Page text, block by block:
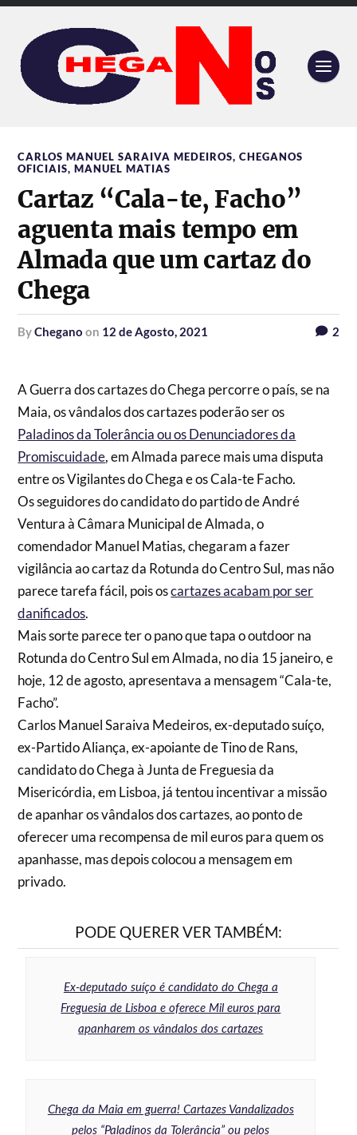
CARLOS MANUEL SARAIVA MEDEIROS,CHEGANOS
OFICIAIS,MANUEL MATIAS
Cartaz “Cala-te, Facho”
aguenta mais tempo em
Almada que um cartaz do
Chega
byChegano on 12 de Agosto, 2021 2
A Guerra dos cartazes do Chega percorre o país, se na
Maia, os vândalos dos cartazes poderão ser os
Paladinos da Tolerância ou os Denunciadores da
Promiscuidade, em Almada parece mais uma disputa
entre os Vigilantes do Chega e os Cala-te Facho.
Os seguidores do candidato do partido de André
Ventura à Câmara Municipal de Almada, o
comendador Manuel Matias, chegaram a fazer
vigilância ao cartaz da Rotunda do Centro Sul, mas não
parece tarefa fácil, pois oscartazes acabam por ser
danificados.
Mais sorte parece ter o pano que tapa o outdoor na
Rotunda do Centro Sul em Almada, no dia 15 janeiro, e
hoje, 12 de agosto, apresentava a mensagem “Cala-te,
Facho”.
Carlos Manuel Saraiva Medeiros, ex-deputado suíço,
ex-Partido Aliança, ex-apoiante de Tino de Rans,
candidato do Chega à Junta de Freguesia da
Misericórdia, em Lisboa, já tentou incentivar a missão
de apanhar os vândalos dos cartazes, ao ponto de
oferecer uma recompensa de mil euros para quem os
apanhasse, mas depois colocou a mensagem em
privado.
PODE QUERER VER TAMBÉM:
Ex-deputado suíço é candidato do Chega a
Freguesia de Lisboa e oferece Mil euros para
apanharem os vândalos dos cartazes
Chega da Maia em guerra! Cartazes Vandalizados
pelos “Paladinos da Tolerância” ou pelos